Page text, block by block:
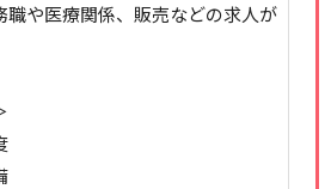
職や医療関係、販売などの求人が